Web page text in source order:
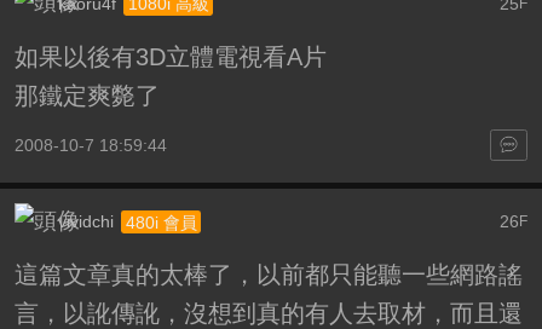
25 F
kaoru4f 1080i 高級
如果以後有3D立體電視看A片
那鐵定爽斃了
2008-10-7 18:59:44
26 F
vividchi 480i 會員
這篇文章真的太棒了，以前都只能聽一些網路謠
言，以訛傳訛，沒想到真的有人去取材，而且還